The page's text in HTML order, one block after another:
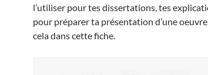
l’utiliser pour tes dissertations, tes
pour préparer ta présentation d’une
cela dans cette fiche.